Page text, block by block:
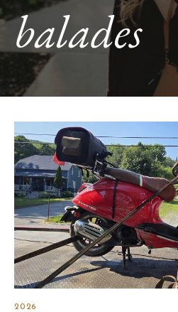
balades
2026